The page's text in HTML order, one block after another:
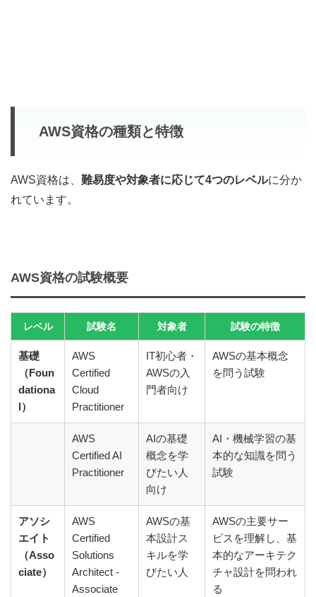
AWS資格の種類と特徴
AWS資格は、 難易度や対象者に応じて4つのレベルに分か
れています。
AWS資格の試験概要
レベル 試験名 対象者 試験の特徴
基礎
（Foun
dationa
l）
AWS
Certified
Cloud
Practitioner
IT初心者・
AWSの入
門者向け
AWSの基本概念
を問う試験
AWS
Certified AI
Practitioner
AIの基礎
概念を学
びたい人
向け
AI・機械学習の基
本的な知識を問う
試験
アソシ
エイト
（Asso
ciate）
AWS
Certified
Solutions
Architect -
Associate
AWSの基
本設計ス
キルを学
びたい人
AWSの主要サー
ビスを理解し、基
本的なアーキテク
チャ設計を問われ
る